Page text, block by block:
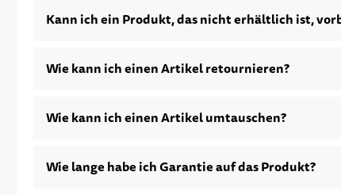
Kann ich ein Produkt, das nicht erhältlich ist,
Wie kann ich einen Artikel retournieren?
Wie kann ich einen Artikel umtauschen?
Wie lange habe ich Garantie auf das Produkt?